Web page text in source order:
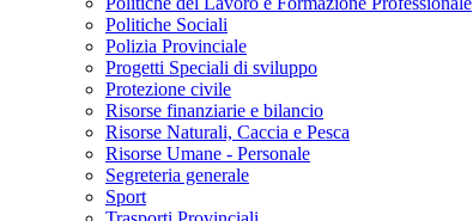
Politiche Sociali
Polizia Provinciale
Progetti Speciali di sviluppo
Protezione civile
Risorse finanziarie e bilancio
Risorse Naturali, Caccia e Pesca
Risorse Umane - Personale
Segreteria generale
Sport